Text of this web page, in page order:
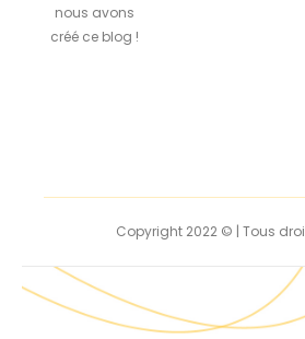
nous avons
créé ce blog !
Copyright 2022 © | Tous